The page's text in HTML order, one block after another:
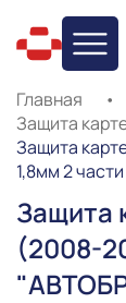
Главная •
Защита
Защита
1,8мм 2
Защита
(2008-